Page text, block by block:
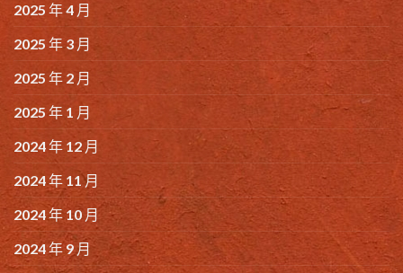
2025 年 4 月
2025 年 3 月
2025 年 2 月
2025 年 1 月
2024 年 12 月
2024 年 11 月
2024 年 10 月
2024 年 9 月